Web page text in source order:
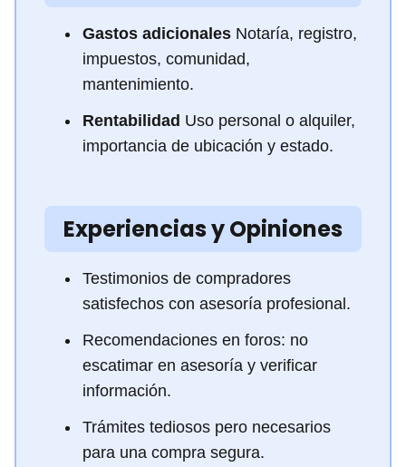
Gastos adicionales Notaría, registro,
impuestos, comunidad,
mantenimiento.
Rentabilidad Uso personal o alquiler,
importancia de ubicación y estado.
Experiencias y Opiniones
Testimonios de compradores
satisfechos con asesoría profesional.
Recomendaciones en foros: no
escatimar en asesoría y verificar
información.
Trámites tediosos pero necesarios
para una compra segura.